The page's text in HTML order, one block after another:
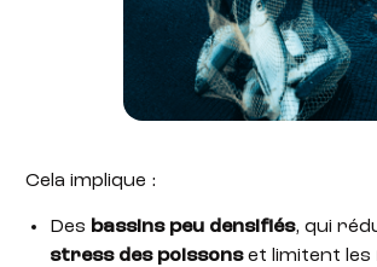
Cela implique :
Des bassins peu densifiés, qui
stress des poissonset limitent les